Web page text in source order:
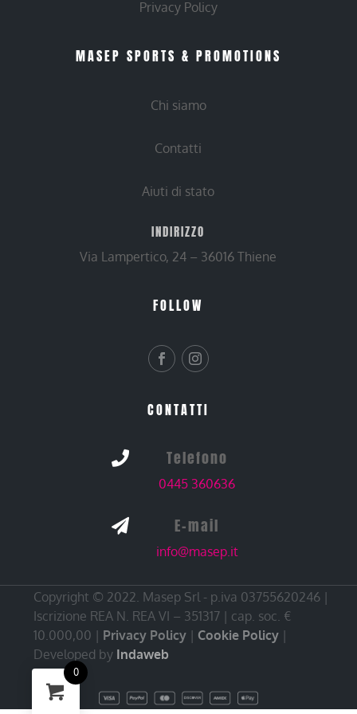
Privacy Policy
MASEP SPORTS & PROMOTIONS
Chi siamo
Contatti
Aiuti di stato
INDIRIZZO
Via Lampertico, 24 – 36016 Thiene
FOLLOW
CONTATTI
 Telefono
0445 360636
 E-mail
info@masep.it
Copyright © 2022. Masep Srl - p.iva 03755620246 |
Iscrizione REA N. REA VI – 351317 | cap. soc. €
10.000,00 | Privacy Policy | Cookie Policy |
Developed by Indaweb
0